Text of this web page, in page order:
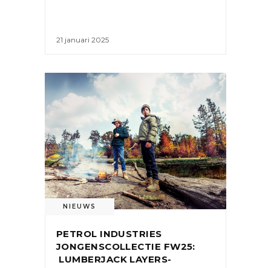
21 januari 2025
NIEUWS
PETROL INDUSTRIES
JONGENSCOLLECTIE FW25:
LUMBERJACK LAYERS-